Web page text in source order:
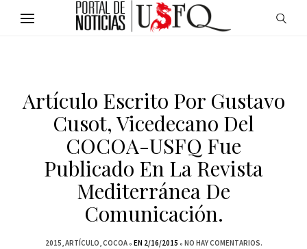
Artículo Escrito Por Gustavo
Cusot, Vicedecano Del
COCOA-USFQ Fue
Publicado En La Revista
Mediterránea De
Comunicación.
2015 ARTÍCULO COCOA EN 2/16/2015 NO HAY COMENTARIOS.